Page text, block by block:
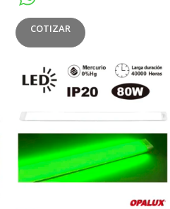
COTIZAR